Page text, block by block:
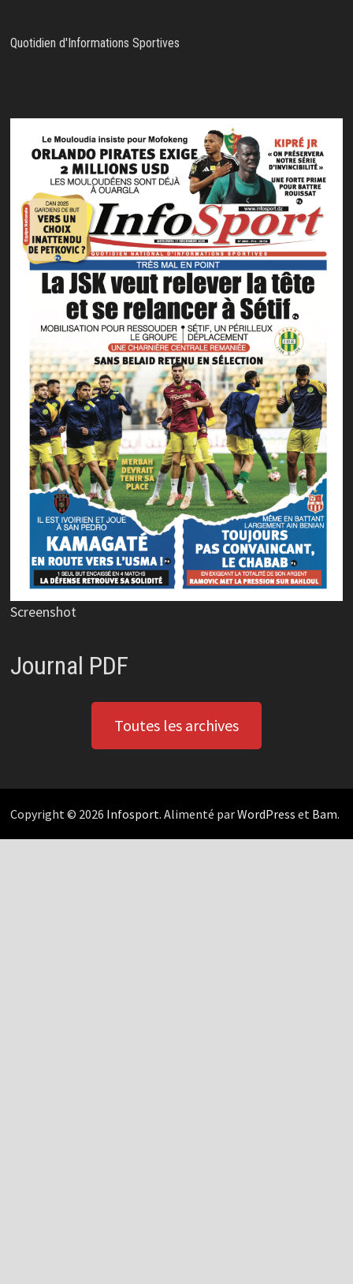
Quotidien d'Informations Sportives
Screenshot
Journal PDF
Toutes les archives
Copyright © 2026 Infosport. Alimenté parWordPress et Bam.